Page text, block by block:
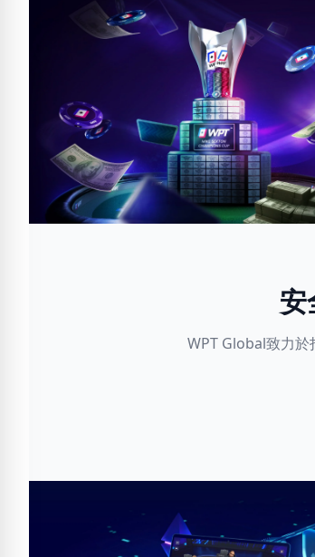
安
WPT Global致力於